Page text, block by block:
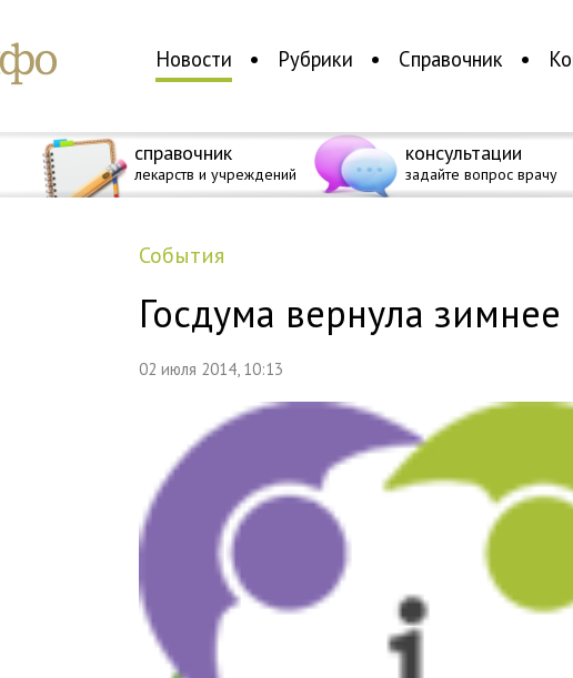
Новости Рубрики Справочник
справочник
лекарств и учреждений
консультации
задайте вопрос врачу
события
Госдума вернула
02 июля 2014, 10:13